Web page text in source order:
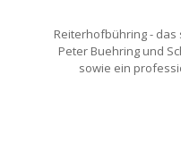
Reiterhofbühring - das
Peter Buehring und
sowie ein